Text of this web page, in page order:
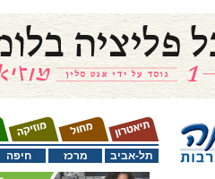
חיפה מרכז תל-אביב